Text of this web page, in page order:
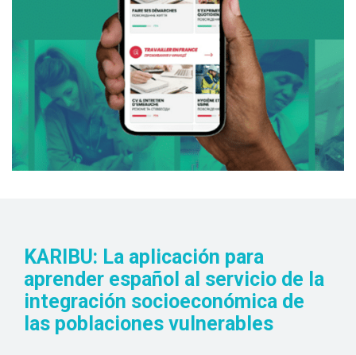
KARIBU: La aplicación para
aprender español al servicio de la
integración socioeconómica de
las poblaciones vulnerables